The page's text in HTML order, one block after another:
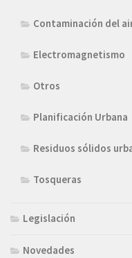
Contaminación del
Electromagnetismo
Otros
Planificación Urbana
Residuos sólidos
Tosqueras
Legislación
Novedades